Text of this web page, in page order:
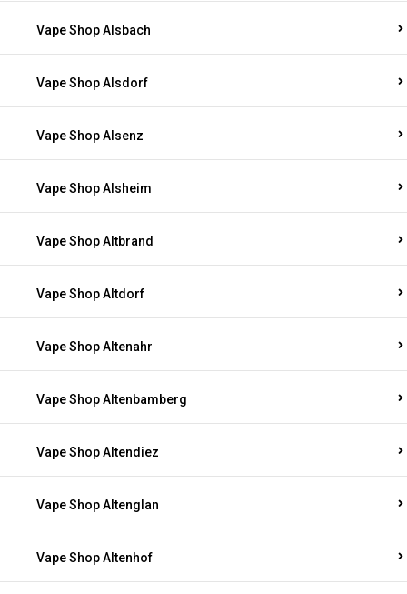
Vape Shop Alsbach
Vape Shop Alsdorf
Vape Shop Alsenz
Vape Shop Alsheim
Vape Shop Altbrand
Vape Shop Altdorf
Vape Shop Altenahr
Vape Shop Altenbamberg
Vape Shop Altendiez
Vape Shop Altenglan
Vape Shop Altenhof